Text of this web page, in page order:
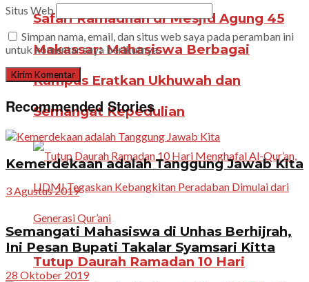
Safari Ramadhan di Mesjid Agung 45
Makassar: Mahasiswa Berbagai
Kampus Eratkan Ukhuwah dan
Semangat Kepedulian
Tutup Daurah Ramadan 10 Hari
Situs Web
Simpan nama, email, dan situs web saya pada peramban ini
untuk komentar saya berikutnya.
Recommended Stories
Kemerdekaan adalah Tanggung Jawab Kita
3 Agustus 2019
Semangati Mahasiswa di Unhas Berhijrah,
Ini Pesan Bupati Takalar Syamsari Kitta
28 Oktober 2019